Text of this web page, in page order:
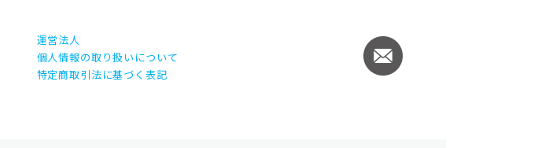
運営法人
個人情報の取り扱いについて
特定商取引法に基づく表記